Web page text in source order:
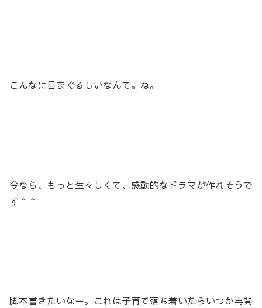
こんなに目まぐるしいなんて。ね。
今なら、もっと生々しくて、感動的なドラマが作れそうで
す＾＾
脚本書きたいなー。これは子育て落ち着いたらいつか再開